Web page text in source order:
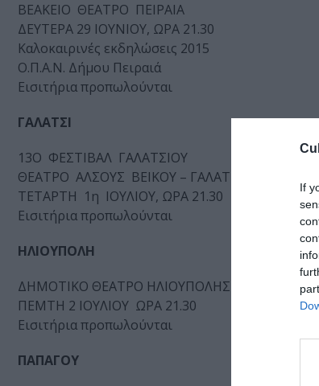
If
ΒΕΑΚΕΙΟ ΘΕΑΤΡΟ ΠΕΙΡΑΙΑ
ΔΕΥΤΕΡΑ 29 ΙΟΥΝΙΟΥ, ΩΡΑ 21.30
Καλοκαιρινές εκδηλώσεις 2015
Ο.Π.Α.Ν. Δήμου Πειραιά
Εισιτήρια προπωλούνται
ΓΑΛΑΤΣΙ
13Ο ΦΕΣΤΙΒΑΛ ΓΑΛΑΤΣΙΟΥ
ΘΕΑΤΡΟ ΑΛΣΟΥΣ ΒΕΙΚΟΥ – ΓΑΛΑΤΣΙ
ΤΕΤΑΡΤΗ 1η ΙΟΥΛΙΟΥ, ΩΡΑ 21.30
Εισιτήρια προπωλούνται
ΗΛΙΟΥΠΟΛΗ
ΔΗΜΟΤΙΚΟ ΘΕΑΤΡΟ ΗΛΙΟΥΠΟΛΗΣ “Δ. ΚΙΝΤΗΣ”
ΠΕΜΤΗ 2 ΙΟΥΛΙΟΥ ΩΡΑ 21.30
Εισιτήρια προπωλούνται
ΠΑΠΑΓΟΥ